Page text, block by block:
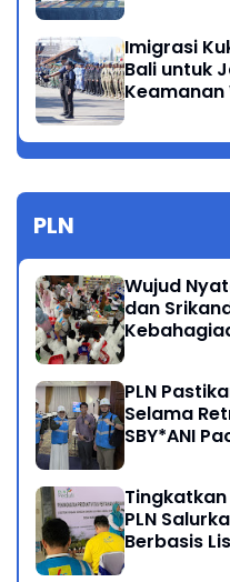
Imigrasi
Bali untuk
PLN
Wujud
dan
PLN
Selama
SBY*ANI
PLN
Berbasis